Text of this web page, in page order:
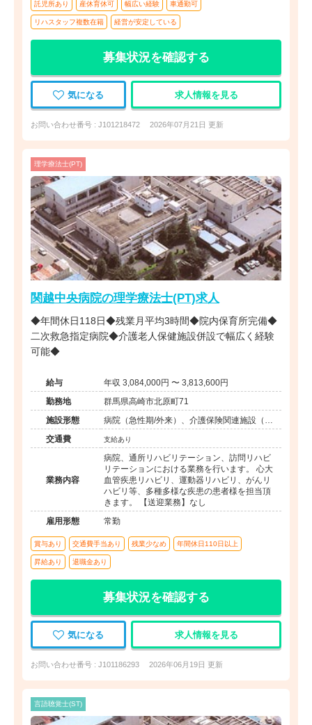
託児所あり 産休育休可 幅広い経験 車通勤可
リハスタッフ複数在籍 経営が安定している
募集状況を確認する
気になる 求人情報を見る
お問い合わせ番号 : J101218472 2026年07月21日 更新
理学療法士(PT)
関越中央病院の理学療法士(PT)求人
◆年間休日118日◆残業月平均3時間◆院内保育所完備◆
二次救急指定病院◆介護老人保健施設併設で幅広く経験
可能◆
給与
年収 3,084,000円 〜 3,813,600円
勤務地
群馬県高崎市北原町71
施設形態
病院（急性期/外来）、介護保険関連施設（デ
イケア/訪問看護・リハ）
交通費 支給あり
業務内容
病院、通所リハビリテーション、訪問リハビ
リテーションにおける業務を行います。 心大
血管疾患リハビリ、運動器リハビリ、がんリ
ハビリ等、多種多様な疾患の患者様を担当頂
きます。 【送迎業務】なし
雇用形態
常勤
賞与あり 交通費手当あり 残業少なめ 年間休日110日以上
昇給あり 退職金あり
募集状況を確認する
気になる 求人情報を見る
お問い合わせ番号 : J101186293 2026年06月19日 更新
言語聴覚士(ST)